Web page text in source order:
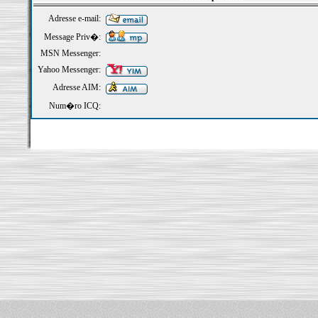
Adresse e-mail:
Message Priv�:
MSN Messenger:
Yahoo Messenger:
Adresse AIM:
Num�ro ICQ: